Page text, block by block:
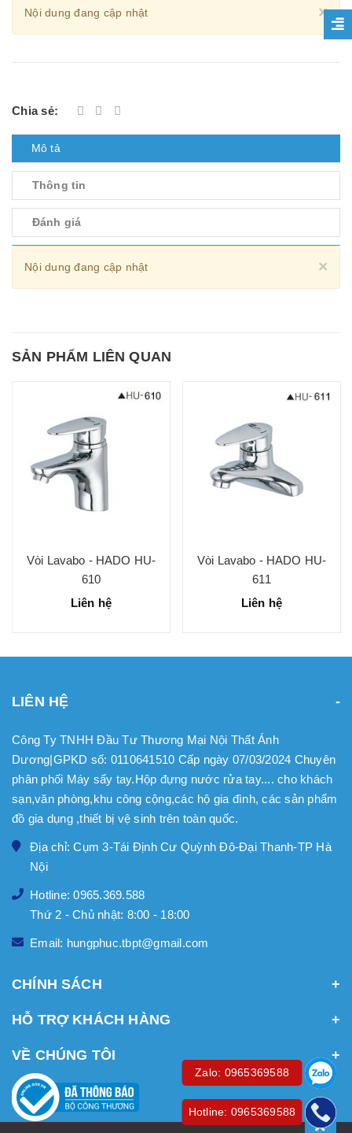
×
Nội dung đang cập nhật
Chia sẻ:
Mô tả
Thông tin
Đánh giá
×
Nội dung đang cập nhật
SẢN PHẨM LIÊN QUAN
Vòi Lavabo - HADO HU-
610
Liên hệ
Vòi Lavabo - HADO HU-
611
Liên hệ
LIÊN HỆ
Công Ty TNHH Đầu Tư Thương Mại Nội Thất Ánh
Dương|GPKD số: 0110641510 Cấp ngày 07/03/2024 Chuyên
phân phối Máy sấy tay.Hộp đựng nước rửa tay.... cho khách
sạn,văn phòng,khu công cộng,các hộ gia đình, các sản phẩm
đồ gia dụng ,thiết bị vệ sinh trên toàn quốc.
Địa chỉ: Cụm 3-Tái Định Cư Quỳnh Đô-Đại Thanh-TP Hà
Nội
Hotline: 0965.369.588
Thứ 2 - Chủ nhật: 8:00 - 18:00
Email: hungphuc.tbpt@gmail.com
CHÍNH SÁCH
HỖ TRỢ KHÁCH HÀNG
VỀ CHÚNG TÔI
Zalo: 0965369588
Hotline: 0965369588